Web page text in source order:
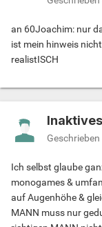
an 60Joachim: nur
ist mein hinweis
realistISCH
Geschrieben
Ich selbst glaube
monogames &
auf Augenhöhe &
MANN muss nur